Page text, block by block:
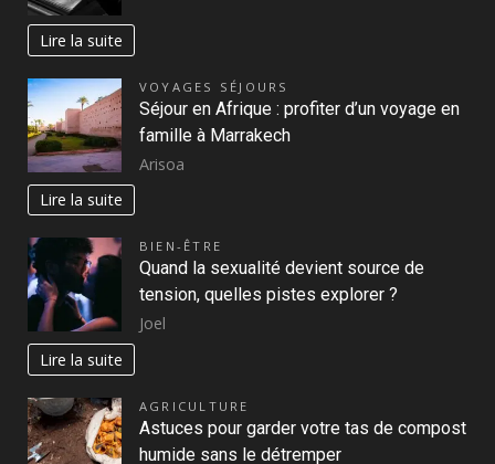
Lire la suite
VOYAGES SÉJOURS
Séjour en Afrique : profiter d’un voyage en
famille à Marrakech
Arisoa
Lire la suite
BIEN-ÊTRE
Quand la sexualité devient source de
tension, quelles pistes explorer ?
Joel
Lire la suite
AGRICULTURE
Astuces pour garder votre tas de compost
humide sans le détremper